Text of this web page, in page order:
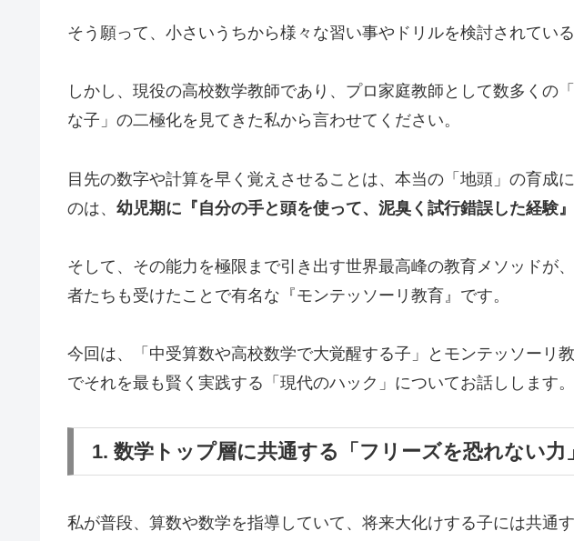
そう願って、小さいうちから様々な習い事やドリルを検討されてい
しかし、現役の高校数学教師であり、プロ家庭教師として数多くの
な子」の二極化を見てきた私から言わせてください。
目先の数字や計算を早く覚えさせることは、本当の「地頭」の育成
のは、 幼児期に『自分の手と頭を使って、泥臭く試行錯誤した経験
そして、その能力を極限まで引き出す世界最高峰の教育メソッドが
者たちも受けたことで有名な『モンテッソーリ教育』です。
今回は、「中受算数や高校数学で大覚醒する子」とモンテッソーリ
でそれを最も賢く実践する「現代のハック」についてお話しします。
1. 数学トップ層に共通する「フリーズを恐れない力
私が普段、算数や数学を指導していて、将来大化けする子には共通